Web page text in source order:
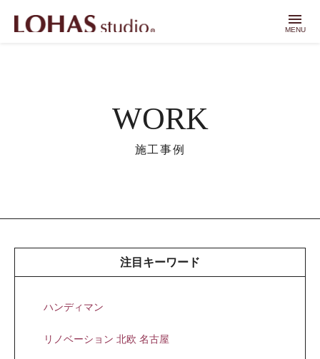
menu
MENU
WORK
施工事例
注目キーワード
ハンディマン
リノベーション 北欧 名古屋